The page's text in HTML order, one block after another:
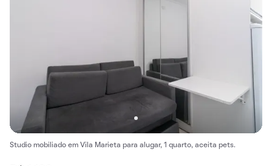
Studio mobiliado em Vila Marieta para alugar, 1 quarto, aceita pets.